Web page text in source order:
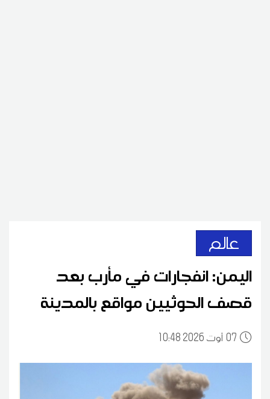
عالم
اليمن: انفجارات في مأرب بعد
قصف الحوثيين مواقع بالمدينة
0710:48 2026 أوت